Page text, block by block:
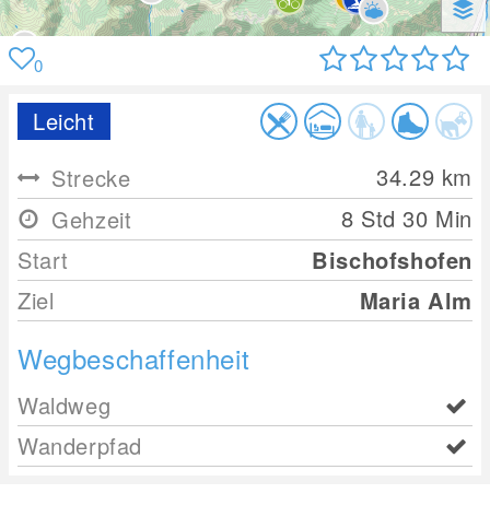
0
Leicht
Strecke
34.29 km
Gehzeit
8 Std 30 Min
Start
Bischofshofen
Ziel
Maria Alm
Wegbeschaffenheit
Waldweg
Wanderpfad